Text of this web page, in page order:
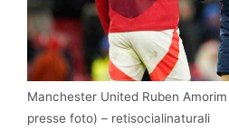
Manchester United Ruben
presse foto) – retisocialinaturali